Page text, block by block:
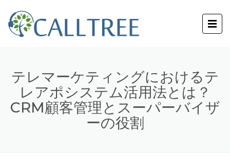
テレマーケティングにおけるテ
レアポシステム活用法とは？
CRM顧客管理とスーパーバイザ
ーの役割